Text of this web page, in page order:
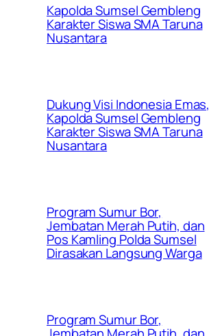
Kapolda Sumsel Gembleng
Karakter Siswa SMA Taruna
Nusantara
Dukung Visi Indonesia Emas,
Kapolda Sumsel Gembleng
Karakter Siswa SMA Taruna
Nusantara
Program Sumur Bor,
Jembatan Merah Putih, dan
Pos Kamling Polda Sumsel
Dirasakan Langsung Warga
Program Sumur Bor,